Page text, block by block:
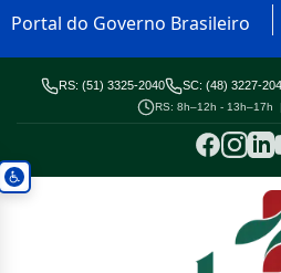
Portal do Governo Brasileiro
RS: (51) 3325-2040 SC: (48) 3227-
RS: 8h–12h - 13h–17h